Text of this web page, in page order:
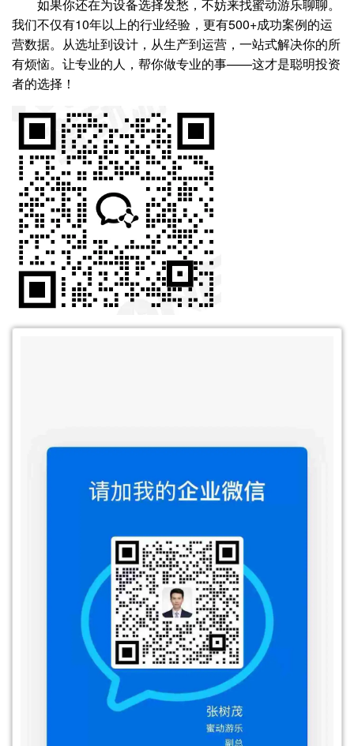
如果你还在为设备选择发愁，不妨来找蜜动游乐聊聊。
我们不仅有10年以上的行业经验，更有500+成功案例的运
营数据。从选址到设计，从生产到运营，一站式解决你的所
有烦恼。让专业的人，帮你做专业的事——这才是聪明投资
者的选择！